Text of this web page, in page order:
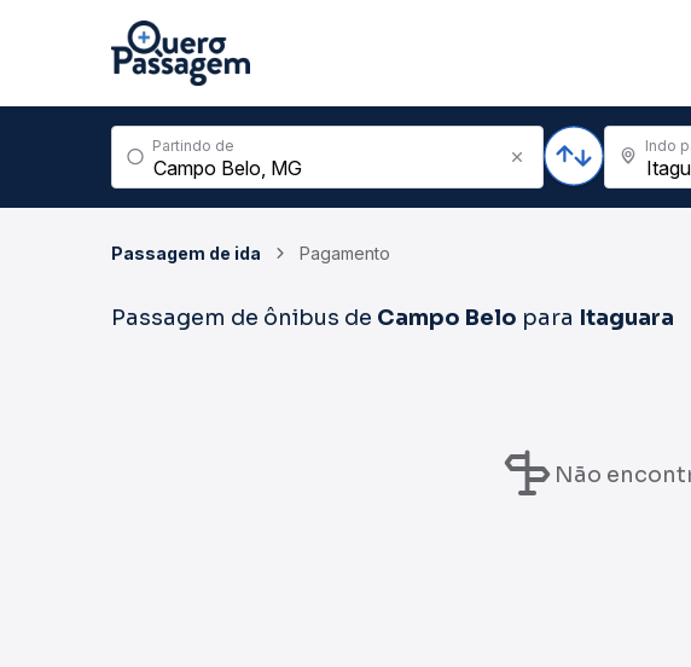
Partindo de Indo
Passagem de ida Pagamento
Passagem de ônibus de Campo Belo para Itaguara
Não